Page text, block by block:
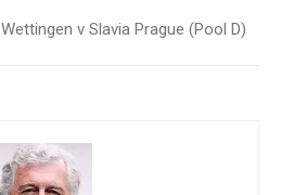
Wettingen v Slavia Prague (Pool D)